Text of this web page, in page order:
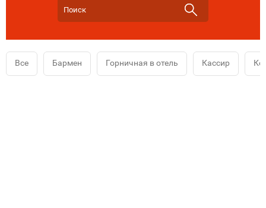
Все Бармен Горничная в отель Кассир